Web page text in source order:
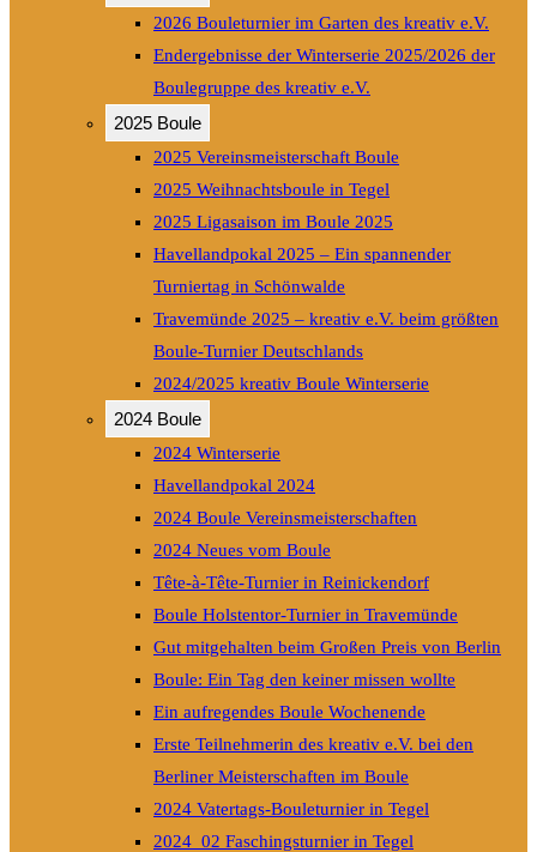
2026 Bouleturnier im Garten des kreativ e.V.
Endergebnisse der Winterserie 2025/2026 der
Boulegruppe des kreativ e.V.
2025 Boule
2025 Vereinsmeisterschaft Boule
2025 Weihnachtsboule in Tegel
2025 Ligasaison im Boule 2025
Havellandpokal 2025 – Ein spannender
Turniertag in Schönwalde
Travemünde 2025 – kreativ e.V. beim größten
Boule-Turnier Deutschlands
2024/2025 kreativ Boule Winterserie
2024 Boule
2024 Winterserie
Havellandpokal 2024
2024 Boule Vereinsmeisterschaften
2024 Neues vom Boule
Tête-à-Tête-Turnier in Reinickendorf
Boule Holstentor-Turnier in Travemünde
Gut mitgehalten beim Großen Preis von Berlin
Boule: Ein Tag den keiner missen wollte
Ein aufregendes Boule Wochenende
Erste Teilnehmerin des kreativ e.V. bei den
Berliner Meisterschaften im Boule
2024 Vatertags-Bouleturnier in Tegel
2024_02 Faschingsturnier in Tegel